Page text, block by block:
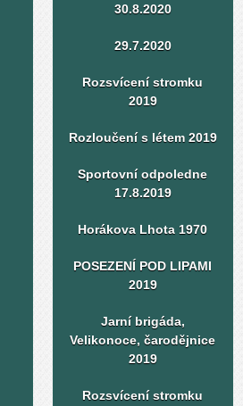
30.8.2020
29.7.2020
Rozsvícení stromku
2019
Rozloučení s létem 2019
Sportovní odpoledne
17.8.2019
Horákova Lhota 1970
POSEZENÍ POD LIPAMI
2019
Jarní brigáda,
Velikonoce, čarodějnice
2019
Rozsvícení stromku